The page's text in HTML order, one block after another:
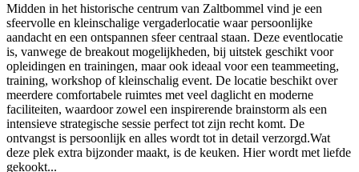
Midden in het historische centrum van Zaltbommel vind je een
sfeervolle en kleinschalige vergaderlocatie waar persoonlijke
aandacht en een ontspannen sfeer centraal staan. Deze eventlocatie
is, vanwege de breakout mogelijkheden, bij uitstek geschikt voor
opleidingen en trainingen, maar ook ideaal voor een teammeeting,
training, workshop of kleinschalig event. De locatie beschikt over
meerdere comfortabele ruimtes met veel daglicht en moderne
faciliteiten, waardoor zowel een inspirerende brainstorm als een
intensieve strategische sessie perfect tot zijn recht komt. De
ontvangst is persoonlijk en alles wordt tot in detail verzorgd.Wat
deze plek extra bijzonder maakt, is de keuken. Hier wordt met liefde
gekookt...